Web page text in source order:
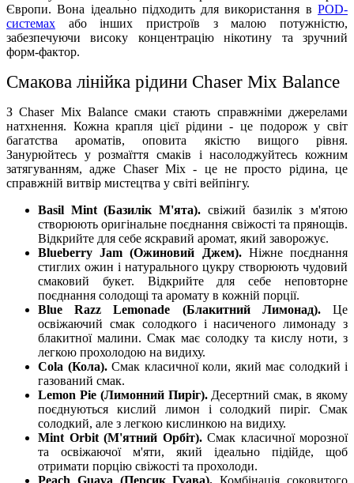
Європи. Вона ідеально підходить для використання в POD-
системах або інших пристроїв з малою потужністю,
забезпечуючи високу концентрацію нікотину та зручний
форм-фактор.
Смакова лінійка рідини Chaser Mix Balance
З Chaser Mix Balance смаки стають справжніми джерелами
натхнення. Кожна крапля цієї рідини - це подорож у світ
багатства ароматів, оповита якістю вищого рівня.
Занурюйтесь у розмаїття смаків і насолоджуйтесь кожним
затягуванням, адже Chaser Mix - це не просто рідина, це
справжній витвір мистецтва у світі вейпінгу.
Basil Mint (Базилік М'ята). свіжий базилік з м'ятою
створюють оригінальне поєднання свіжості та прянощів.
Відкрийте для себе яскравий аромат, який заворожує.
Blueberry Jam (Ожиновий Джем). Ніжне поєднання
стиглих ожин і натурального цукру створюють чудовий
смаковий букет. Відкрийте для себе неповторне
поєднання солодощі та аромату в кожній порції.
Blue Razz Lemonade (Блакитний Лимонад). Це
освіжаючий смак солодкого і насиченого лимонаду з
блакитної малини. Смак має солодку та кислу ноти, з
легкою прохолодою на видиху.
Cola (Кола). Смак класичної коли, який має солодкий і
газований смак.
Lemon Pie (Лимонний Пиріг).Десертний смак, в якому
поєднуються кислий лимон і солодкий пиріг. Смак
солодкий, але з легкою кислинкою на видиху.
Mint Orbit (М'ятний Орбіт). Смак класичної морозної
та освіжаючої м'яти, який ідеально підійде, щоб
отримати порцію свіжості та прохолоди.
Peach Guava (Персик Гуава).Комбінація соковитого